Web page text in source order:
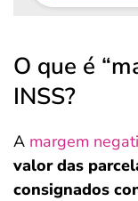
O que é
INSS?
A margem
valor das
consignados